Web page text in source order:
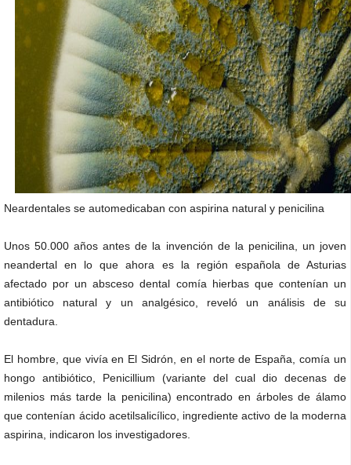
Neardentales se automedicaban con aspirina natural y penicilina
Unos 50.000 años antes de la invención de la penicilina, un joven
neandertal en lo que ahora es la región española de Asturias
afectado por un absceso dental comía hierbas que contenían un
antibiótico natural y un analgésico, reveló un análisis de su
dentadura.
El hombre, que vivía en El Sidrón, en el norte de España, comía un
hongo antibiótico, Penicillium (variante del cual dio decenas de
milenios más tarde la penicilina) encontrado en árboles de álamo
que contenían ácido acetilsalicílico, ingrediente activo de la moderna
aspirina, indicaron los investigadores.